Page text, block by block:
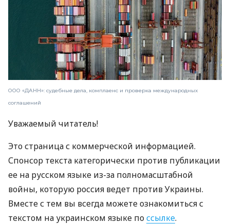
ООО «ДАНН»: судебные дела, комплаенс и проверка международных
соглашений
Уважаемый читатель!
Это страница с коммерческой информацией.
Спонсор текста категорически против публикации
ее на русском языке из-за полномасштабной
войны, которую россия ведет против Украины.
Вместе с тем вы всегда можете ознакомиться с
текстом на украинском языке поссылке.